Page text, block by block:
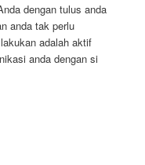
dengan tulus anda
anda tak perlu
adalah aktif
anda dengan si